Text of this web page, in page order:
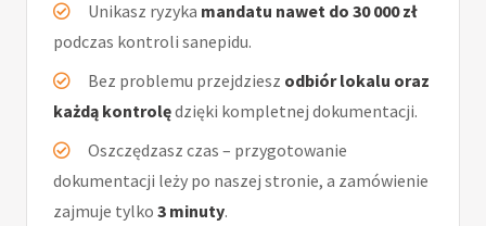
Unikasz ryzyka mandatu nawet do 30 000 zł
podczas kontroli sanepidu.
Bez problemu przejdziesz odbiór lokalu oraz
każdą kontrolędzięki kompletnej dokumentacji.
Oszczędzasz czas – przygotowanie
dokumentacji leży po naszej stronie, a zamówienie
zajmuje tylko 3 minuty.